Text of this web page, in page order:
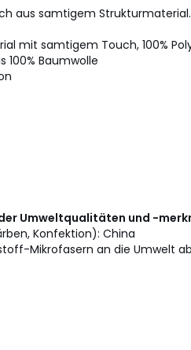
aus samtigem Strukturmaterial.
mit samtigem Touch, 100%
Baumwolle
Umweltqualitäten und -
Konfektion): China
Mikrofasern an die Umwelt